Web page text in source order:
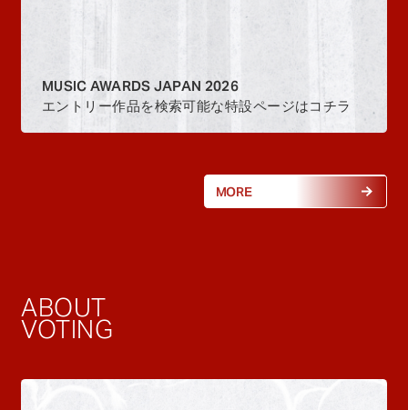
MUSIC AWARDS JAPAN 2026
エントリー作品を検索可能な特設ページはコチラ
MORE
ABOUT
VOTING